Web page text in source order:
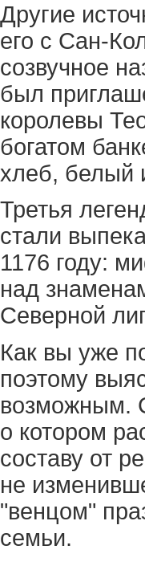
Другие
его с Сан-
созвучное
был
королевы
богатом
хлеб, белый
Третья
стали
1176 году:
над
Северной
Как вы уже
поэтому
возможным.
о котором
составу от
не
"венцом"
семьи.